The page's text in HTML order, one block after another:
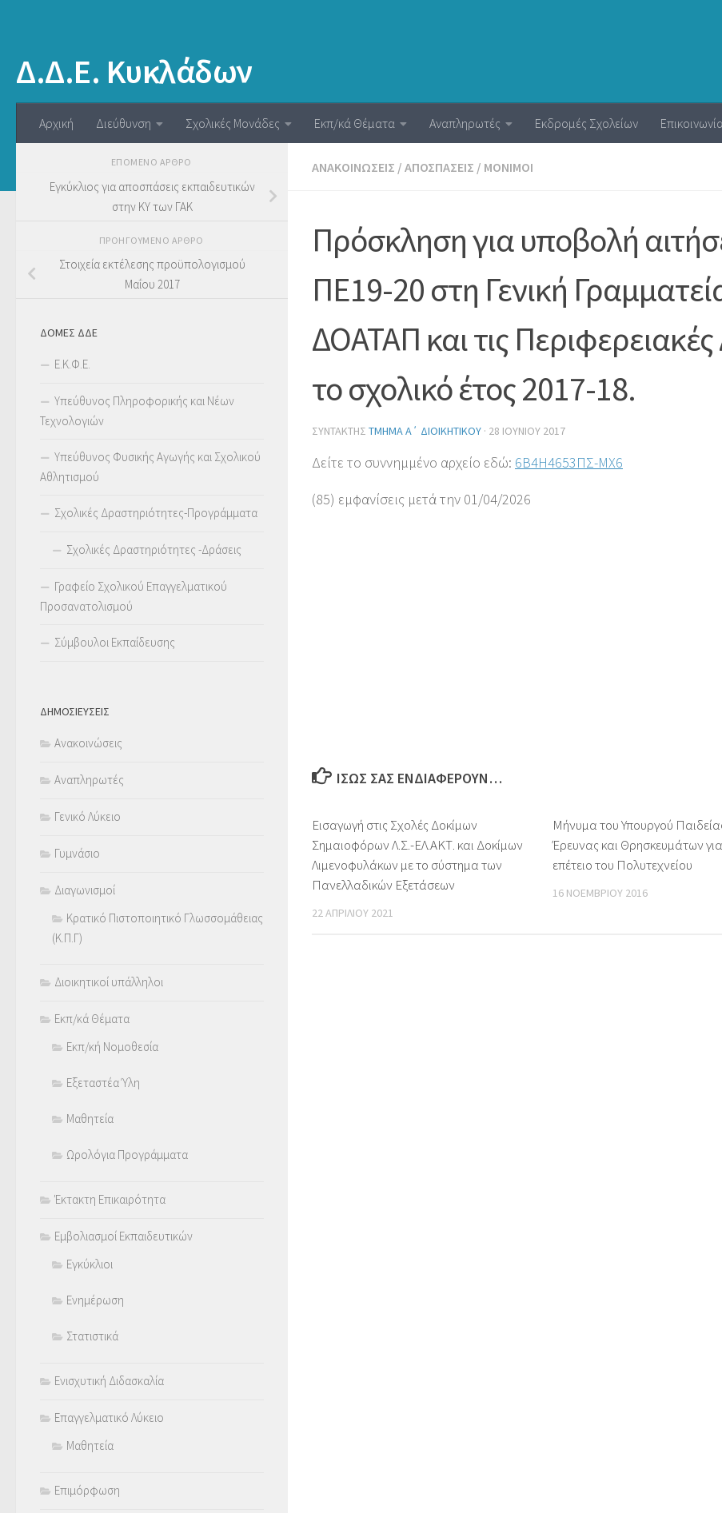
Δ.Δ.Ε. Κυκλάδων
Αρχική Διεύθυνση Σχολικές Μονάδες Εκπ/κά Θέματα Αναπληρωτές Εκδρομές Σχολείων
ΑΝΑΚΟΙΝΏΣΕΙΣ / ΑΠΟΣΠΆΣΕΙΣ / ΜΌΝΙΜΟΙ
Πρόσκληση για υποβολή
ΠΕ19-20 στη Γενική
ΔΟΑΤΑΠ και τις
το σχολικό έτος 2017-18.
ΣΥΝΤΆΚΤΗΣ ΤΜΉΜΑ Α΄ ΔΙΟΙΚΗΤΙΚΟΎ · 28 ΙΟΥΝΊΟΥ 2017
Δείτε το συννημμένο αρχείο εδώ: 6Β4Η4653ΠΣ-ΜΧ6
(85) εμφανίσεις μετά την 01/04/2026
ΊΣΩΣ ΣΑΣ ΕΝΔΙΑΦΈΡΟΥΝ…
Eισαγωγή στις Σχολές Δοκίμων
Σημαιοφόρων Λ.Σ.-ΕΛ.ΑΚΤ. και Δοκίμων
Λιμενοφυλάκων με το σύστημα των
Πανελλαδικών Εξετάσεων
22 ΑΠΡΙΛΊΟΥ 2021
Μήνυμα του Υπουργού
Έρευνας και Θρησκευμάτων
επέτειο του Πολυτεχνείου
16 ΝΟΕΜΒΡΊΟΥ 2016
ΕΠΌΜΕΝΟ ΆΡΘΡΟ
Εγκύκλιος για αποσπάσεις εκπαιδευτικών
στην ΚΥ των ΓΑΚ
ΠΡΟΗΓΟΎΜΕΝΟ ΆΡΘΡΟ
Στοιχεία εκτέλεσης προϋπολογισμού
Μαΐου 2017
ΔΟΜΕΣ ΔΔΕ
Ε.Κ.Φ.Ε.
Υπεύθυνος Πληροφορικής και Νέων
Τεχνολογιών
Υπεύθυνος Φυσικής Αγωγής και Σχολικού
Αθλητισμού
Σχολικές Δραστηριότητες-Προγράμματα
Σχολικές Δραστηριότητες -Δράσεις
Γραφείο Σχολικού Επαγγελματικού
Προσανατολισμού
Σύμβουλοι Εκπαίδευσης
ΔΗΜΟΣΙΕΥΣΕΙΣ
Ανακοινώσεις
Αναπληρωτές
Γενικό Λύκειο
Γυμνάσιο
Διαγωνισμοί
Κρατικό Πιστοποιητικό Γλωσσομάθειας
(Κ.Π.Γ)
Διοικητικοί υπάλληλοι
Εκπ/κά Θέματα
Εκπ/κή Νομοθεσία
Εξεταστέα Ύλη
Μαθητεία
Ωρολόγια Προγράμματα
Έκτακτη Επικαιρότητα
Εμβολιασμοί Εκπαιδευτικών
Εγκύκλιοι
Ενημέρωση
Στατιστικά
Ενισχυτική Διδασκαλία
Επαγγελματικό Λύκειο
Μαθητεία
Επιμόρφωση